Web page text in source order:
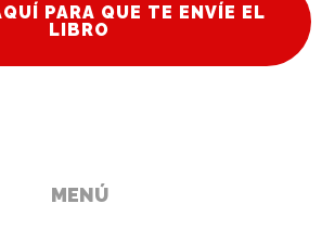
PARA QUE TE ENVÍE EL
LIBRO
MENÚ